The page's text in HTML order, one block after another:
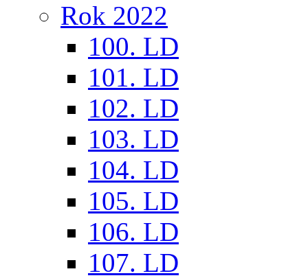
Rok 2022
100. LD
101. LD
102. LD
103. LD
104. LD
105. LD
106. LD
107. LD